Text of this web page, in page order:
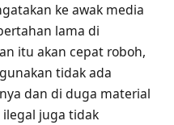
ke awak media
lama di
itu akan cepat roboh,
tidak ada
dan di duga material
juga tidak